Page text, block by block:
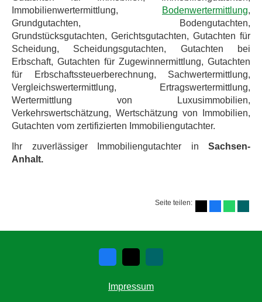
Immobilienwertermittlung,
Bodenwertermittlung,
Grundgutachten, Bodengutachten,
Grundstücksgutachten, Gerichtsgutachten, Gutachten für
Scheidung, Scheidungsgutachten, Gutachten bei
Erbschaft, Gutachten für Zugewinnermittlung, Gutachten
für Erbschaftssteuerberechnung, Sachwertermittlung,
Vergleichswertermittlung, Ertragswertermittlung,
Wertermittlung von Luxusimmobilien,
Verkehrswertschätzung, Wertschätzung von Immobilien,
Gutachten vom zertifizierten Immobiliengutachter.
Ihr zuverlässiger Immobiliengutachter in Sachsen-
Anhalt.
Seite teilen:
Impressum